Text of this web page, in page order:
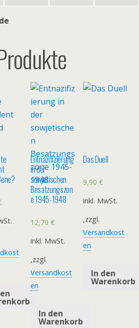
Entnazifizierung
in der
sowjetischen
Besatzungszon
e 1945-1948
12,70 €
inkl. MwSt.
,zzgl.
Versandkost
en
In den
Warenkorb
Das Duell
9,90€
inkl. MwSt.
,zzgl.
Versandkost
en
In den
Warenkorb